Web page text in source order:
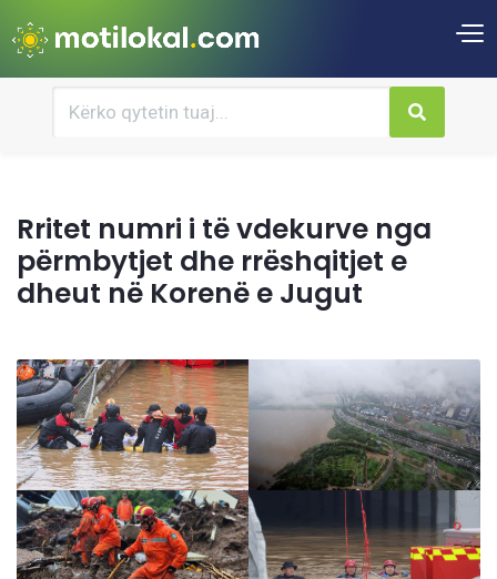
Rritet numri i të vdekurve nga
përmbytjet dhe rrëshqitjet e
dheut në Korenë e Jugut